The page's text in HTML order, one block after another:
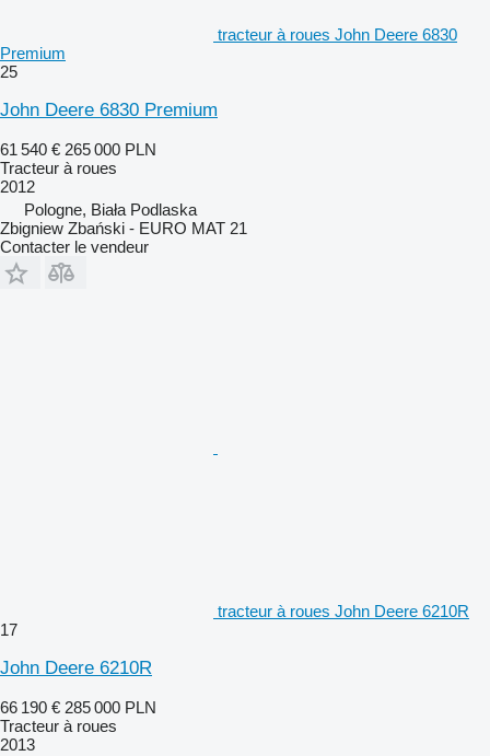
tracteur à roues John Deere 6830
Premium
25
John Deere 6830 Premium
61 540 € 265 000 PLN
Tracteur à roues
2012
Pologne, Biała Podlaska
Zbigniew Zbański - EURO MAT 21
Contacter le vendeur
tracteur à roues John Deere 6210R
17
John Deere 6210R
66 190 € 285 000 PLN
Tracteur à roues
2013